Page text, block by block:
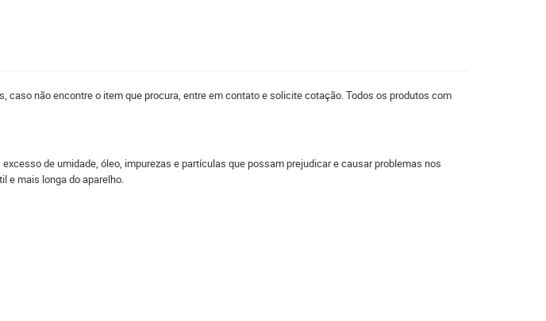
não encontre o item que procura, entre em contato e solicite cotação. Todos os produtos com
de umidade, óleo, impurezas e partículas que possam prejudicar e causar problemas nos
e mais longa do aparelho.